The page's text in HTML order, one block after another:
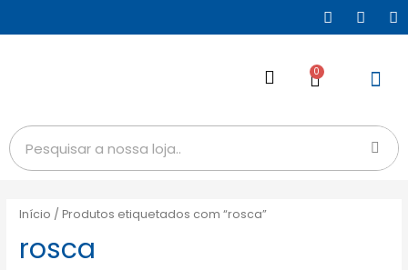
0
Início / Produtos etiquetados com “rosca”
rosca